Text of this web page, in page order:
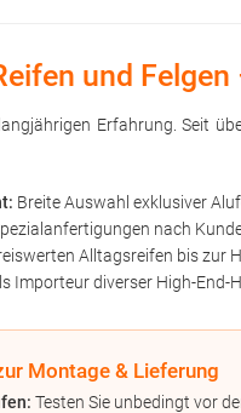
und
Erfahrung. Seit
Breite Auswahl exklusiver
nach
Alltagsreifen bis zur
Importeur diverser High-End-
Montage & Lieferung
Testen Sie unbedingt vor